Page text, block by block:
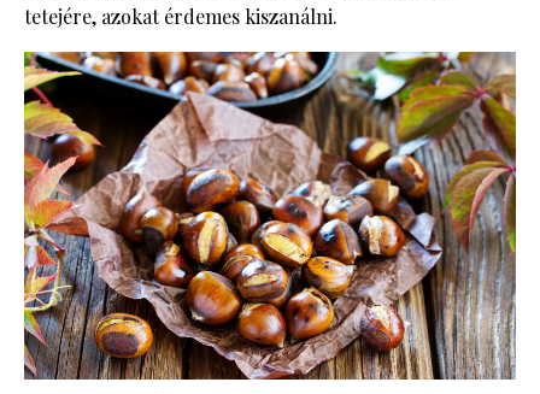
tetejére, azokat érdemes kiszanálni.